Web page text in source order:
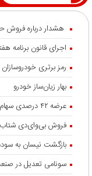
هشدار درباره فروش
اجرای قانون برنامه
رمز برتری
بهار زیان‌ساز خودرو
عرضه ۴۲ درصدی سهام تودلی سایپا
فروش بی‌وای‌دی
بازگشت نیسان به
سونامی تعدیل در